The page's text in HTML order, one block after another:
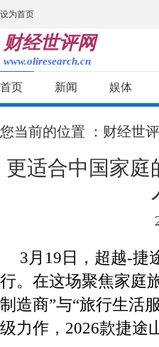
设为首页
财经世评网
www.oliresearch.cn
首页 新闻 娱体
您当前的位置 ： 财经世
更适合中国家庭
3月19日，超越-捷
行。在这场聚焦家庭
制造商”与“旅行生活
级力作，2026款捷途